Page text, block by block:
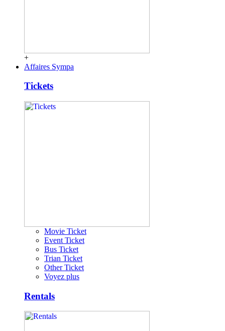
+
Affaires Sympa
Tickets
Movie Ticket
Event Ticket
Bus Ticket
Trian Ticket
Other Ticket
Voyez plus
Rentals